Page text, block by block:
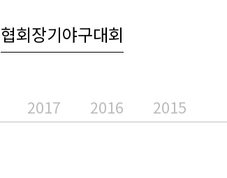
2015
2016
2017
협회장기야구대회